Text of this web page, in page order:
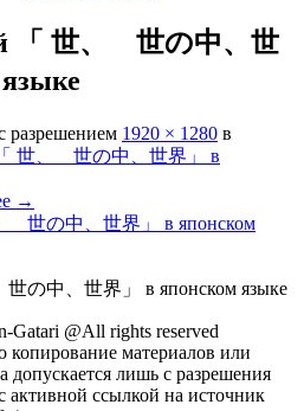
「 世、 世の中、世
разрешением 1920 × 1280 в
世、 世の中、世界」 в
→
の中、世界」 в японском языке
Gatari @All rights reserved
копирование материалов или
допускается лишь с разрешения
активной ссылкой на источник